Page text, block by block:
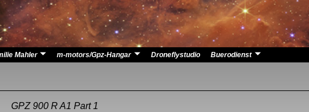
Mahler m-motors/Gpz-Hangar Droneflystudio Buerodienst
GPZ 900 R A1 Part 1